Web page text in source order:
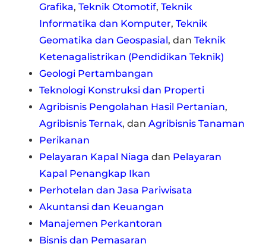
Grafika,Teknik Otomotif,Teknik
Informatika dan Komputer,Teknik
Geomatika dan Geospasial, danTeknik
Ketenagalistrikan (Pendidikan Teknik)
Geologi Pertambangan
Teknologi Konstruksi dan Properti
Agribisnis Pengolahan Hasil Pertanian,
Agribisnis Ternak, danAgribisnis Tanaman
Perikanan
Pelayaran Kapal Niaga dan Pelayaran
Kapal Penangkap Ikan
Perhotelan dan Jasa Pariwisata
Akuntansi dan Keuangan
Manajemen Perkantoran
Bisnis dan Pemasaran